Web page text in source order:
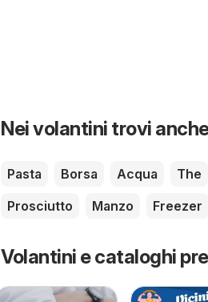
Nei volantini trovi
Pasta Borsa Acqua The
Prosciutto
Manzo Freezer
Volantini e cataloghi